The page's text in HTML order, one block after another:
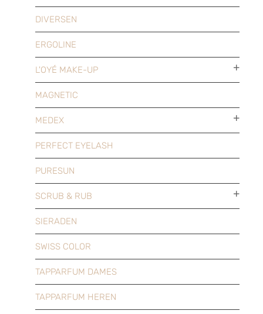
DIVERSEN
ERGOLINE
L'OYÉ MAKE-UP
MAGNETIC
MEDEX
PERFECT EYELASH
PURESUN
SCRUB & RUB
SIERADEN
SWISS COLOR
TAPPARFUM DAMES
TAPPARFUM HEREN